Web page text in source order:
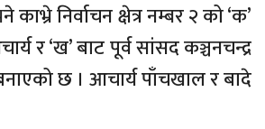
निर्वाचन क्षेत्र नम्बर २ को ‘क’
र ‘ख’ बाट पूर्व सांसद कञ्चनचन्द्र
छ । आचार्य पाँचखाल र बादे